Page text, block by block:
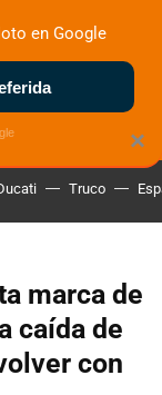
ELÉCTRICAS
Truco
marca de
caída de
con
×
en Google